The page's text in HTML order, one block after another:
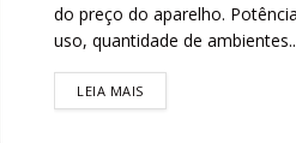
do preço do aparelho.
uso, quantidade de
LEIA MAIS